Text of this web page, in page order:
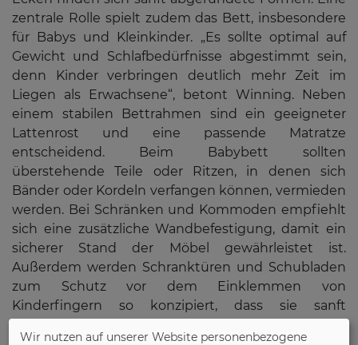
zentrale Rolle spielt zudem das Bett, insbesondere
für Babys und Kleinkinder. „Es sollte optimal auf
Gewicht und Schlafbedürfnisse abgestimmt sein,
denn Kinder verbringen deutlich mehr Zeit im
Liegen als Erwachsene“, betont Winning. Neben
einem stabilen Bettrahmen sind ein geeigneter
Lattenrost und eine passende Matratze
entscheidend. Beim Babybett sollten
überstehende Teile oder Ritzen, in denen sich
Bänder oder Kordeln verfangen können, vermieden
werden. Bei Schränken und Kommoden empfiehlt
sich eine zusätzliche Wandbefestigung, damit ein
sicherer Stand der Möbel gewährleistet ist.
Außerdem werden Schranktüren und Schubladen
zum Schutz vor dem Einklemmen von
Kinderfingern so konzipiert, dass sie sanft
Wir nutzen auf unserer Website personenbezogene